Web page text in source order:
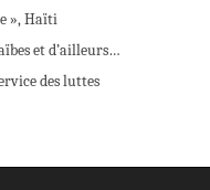
», Haïti
et d’ailleurs…
des luttes